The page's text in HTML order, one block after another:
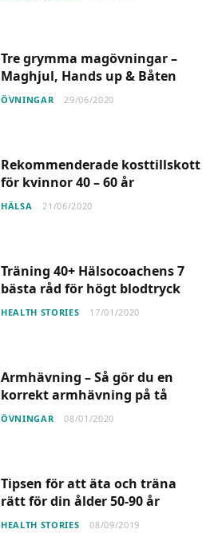
Tre grymma magövningar –
Maghjul, Hands up & Båten
ÖVNINGAR 29/06/2020
Rekommenderade kosttillskott
för kvinnor 40 – 60 år
HÄLSA 21/06/2020
Träning 40+ Hälsocoachens 7
bästa råd för högt blodtryck
HEALTH STORIES 17/01/2020
Armhävning – Så gör du en
korrekt armhävning på tå
ÖVNINGAR 08/01/2020
Tipsen för att äta och träna
rätt för din ålder 50-90 år
HEALTH STORIES 08/09/2019